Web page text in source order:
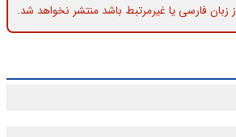
زبان فارسی یا غیرمرتبط باشد منتشر نخواهد شد.